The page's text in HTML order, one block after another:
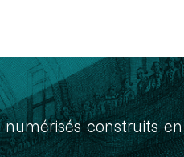
construits en